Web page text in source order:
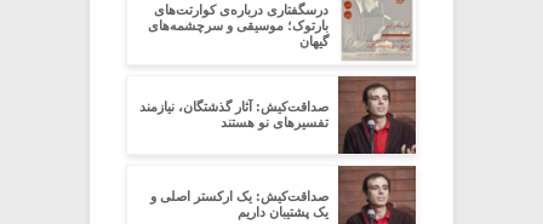
درسگفتاری درباره‌ی کوارتت‌های
بارتوک؛ موسیقی و سرچشمه‌های
گیهان
صداقت‌کیش: آثار گذشتگان، نیازمند
تفسیرهای نو هستند
صداقت‌کیش: یک ارکستر اصلی و
یک پشتیبان داریم